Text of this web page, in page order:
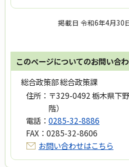
掲載日 令和6年4月30
このページについてのお問い合
総合政策部 総合政策課
住所： 〒329-0492 栃木県下
階）
電話： 0285-32-8886
FAX： 0285-32-8606
お問い合わせはこちら